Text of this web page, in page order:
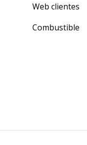
Web clientes
Combustible